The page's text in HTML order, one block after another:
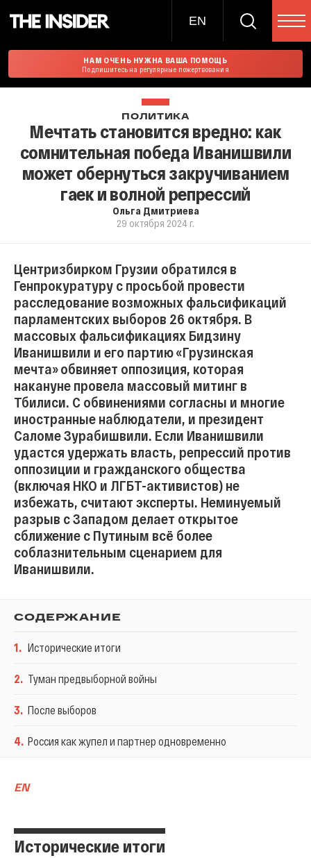
EN
НАМ ОЧЕНЬ НУЖНА ВАША ПОМОЩЬ
Подпишитесь на регулярные пожертвования
ПОЛИТИКА
Мечтать становится вредно: как
сомнительная победа Иванишвили
может обернуться закручиванием
гаек и волной репрессий
Ольга Дмитриева
29 октября 2024 г.
Центризбирком Грузии обратился в
Генпрокуратуру с просьбой провести
расследование возможных фальсификаций
парламентских выборов 26 октября. В
массовых фальсификациях Бидзину
Иванишвили и его партию «Грузинская
мечта» обвиняет оппозиция, которая
накануне провела массовый митинг в
Тбилиси. С обвинениями согласны и многие
иностранные наблюдатели, и президент
Саломе Зурабишвили. Если Иванишвили
удастся удержать власть, репрессий против
оппозиции и гражданского общества
(включая НКО и ЛГБТ-активистов) не
избежать, считают эксперты. Неминуемый
разрыв с Западом делает открытое
сближение с Путиным всё более
соблазнительным сценарием для
Иванишвили.
СОДЕРЖАНИЕ
1. Исторические итоги
2. Туман предвыборной войны
3. После выборов
4. Россия как жупел и партнер одновременно
EN
Исторические итоги